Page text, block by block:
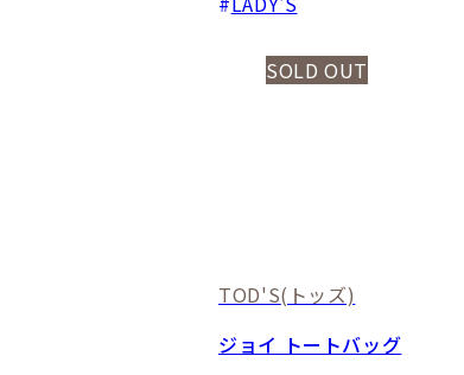
SOLD OUT
TOD'S(トッズ)
ジョイ トートバッグ